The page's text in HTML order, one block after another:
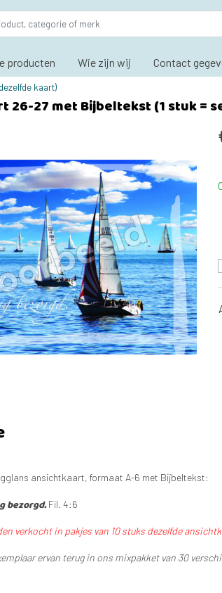
producten Wie zijn wij Contact
kaart)
26-27 met Bijbeltekst (1 stuk =
ansichtkaart, formaat A-6 met Bijbeltekst:
bezorgd.Fil. 4:6
verkocht in pakjes van 10 stuks dezelfde
ervan terug in ons mixpakket van 30